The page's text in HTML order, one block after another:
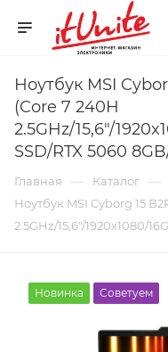
Ноутбук MSI
(Core 7 240H
2.5GHz/15,6"/
SSD/RTX 5060
Главная — Каталог —
Ноутбук MSI Cyborg 15
2.5GHz/15,6"/1920x1080/
Новинка Советуем